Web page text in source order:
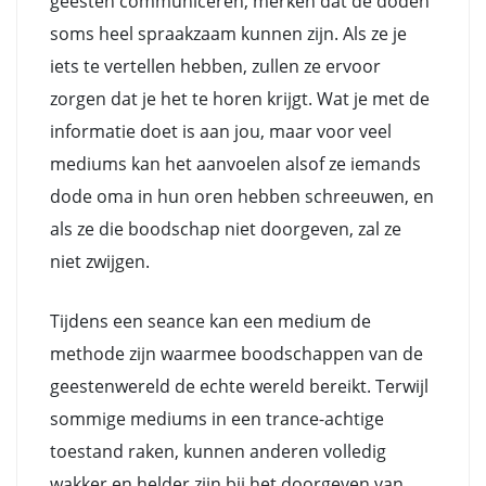
soms heel spraakzaam kunnen zijn. Als ze je
iets te vertellen hebben, zullen ze ervoor
zorgen dat je het te horen krijgt. Wat je met de
informatie doet is aan jou, maar voor veel
mediums kan het aanvoelen alsof ze iemands
dode oma in hun oren hebben schreeuwen, en
als ze die boodschap niet doorgeven, zal ze
niet zwijgen.
Tijdens een seance kan een medium de
methode zijn waarmee boodschappen van de
geestenwereld de echte wereld bereikt. Terwijl
sommige mediums in een trance-achtige
toestand raken, kunnen anderen volledig